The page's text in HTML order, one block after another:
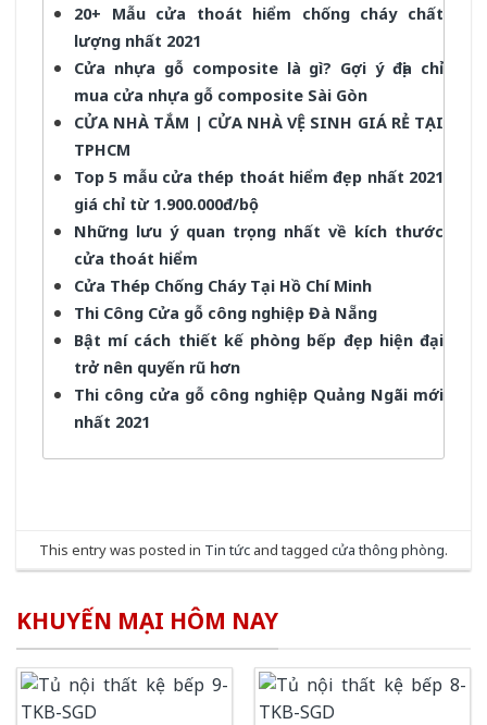
20+ Mẫu cửa thoát hiểm chống cháy chất
lượng nhất 2021
Cửa nhựa gỗ composite là gì? Gợi ý địa chỉ
mua cửa nhựa gỗ composite Sài Gòn
CỬA NHÀ TẮM | CỬA NHÀ VỆ SINH GIÁ RẺ TẠI
TPHCM
Top 5 mẫu cửa thép thoát hiểm đẹp nhất 2021
giá chỉ từ 1.900.000đ/bộ
Những lưu ý quan trọng nhất về kích thước
cửa thoát hiểm
Cửa Thép Chống Cháy Tại Hồ Chí Minh
Thi Công Cửa gỗ công nghiệp Đà Nẵng
Bật mí cách thiết kế phòng bếp đẹp hiện đại
trở nên quyến rũ hơn
Thi công cửa gỗ công nghiệp Quảng Ngãi mới
nhất 2021
This entry was posted in Tin tức and tagged cửa thông phòng.
KHUYẾN MẠI HÔM NAY